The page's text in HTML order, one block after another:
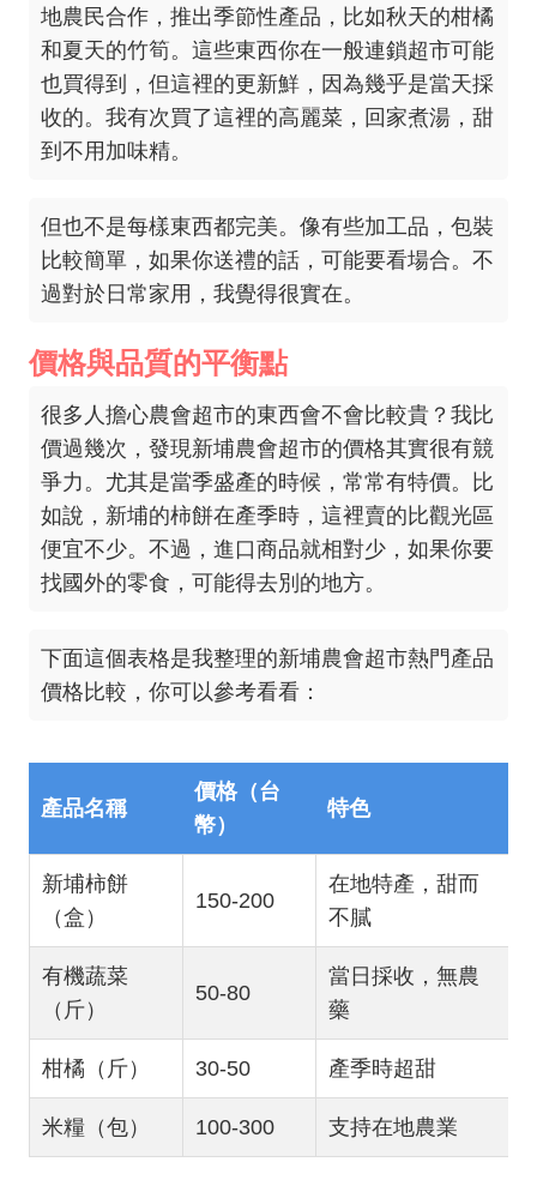
地農民合作，推出季節性產品，比如秋天的柑橘
和夏天的竹筍。這些東西你在一般連鎖超市可能
也買得到，但這裡的更新鮮，因為幾乎是當天採
收的。我有次買了這裡的高麗菜，回家煮湯，甜
到不用加味精。
但也不是每樣東西都完美。像有些加工品，包裝
比較簡單，如果你送禮的話，可能要看場合。不
過對於日常家用，我覺得很實在。
價格與品質的平衡點
很多人擔心農會超市的東西會不會比較貴？我比
價過幾次，發現新埔農會超市的價格其實很有競
爭力。尤其是當季盛產的時候，常常有特價。比
如說，新埔的柿餅在產季時，這裡賣的比觀光區
便宜不少。不過，進口商品就相對少，如果你要
找國外的零食，可能得去別的地方。
下面這個表格是我整理的新埔農會超市熱門產品
價格比較，你可以參考看看：
產品名稱
價格（台
幣）
特色
新埔柿餅
（盒）
150-200
在地特產，甜而
不膩
有機蔬菜
（斤）
50-80
當日採收，無農
藥
柑橘（斤） 30-50 產季時超甜
米糧（包） 100-300 支持在地農業